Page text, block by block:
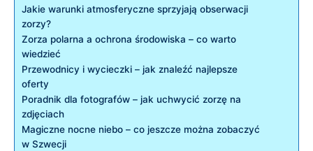
Jakie warunki atmosferyczne sprzyjają obserwacji
zorzy?
Zorza polarna a ochrona środowiska – co warto
wiedzieć
Przewodnicy i wycieczki – jak znaleźć najlepsze
oferty
Poradnik dla fotografów – jak uchwycić zorzę na
zdjęciach
Magiczne nocne niebo – co jeszcze można zobaczyć
w Szwecji